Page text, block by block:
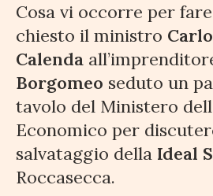
Cosa vi occorre per
chiesto il ministro Carlo
Calenda
Borgomeo seduto un
tavolo del Ministero
Economico per
salvataggio della Ideal
Roccasecca.